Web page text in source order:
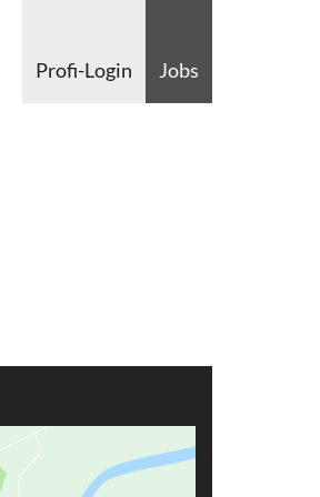
Profi-Login Jobs